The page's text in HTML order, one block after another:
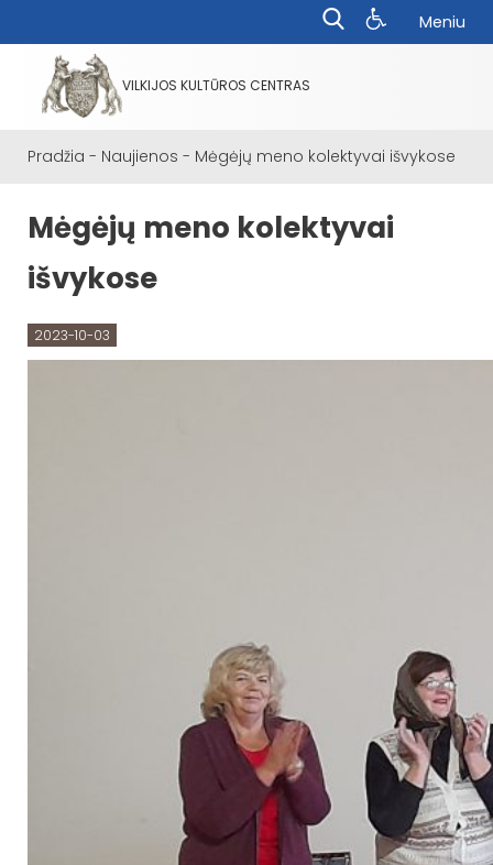
Meniu
VILKIJOS KULTŪROS CENTRAS
Pradžia - Naujienos - Mėgėjų meno kolektyvai išvykose
Mėgėjų meno kolektyvai
išvykose
2023-10-03